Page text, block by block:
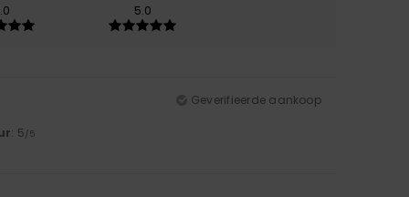
5.0
Geverifieerde aankoop
: 5/5